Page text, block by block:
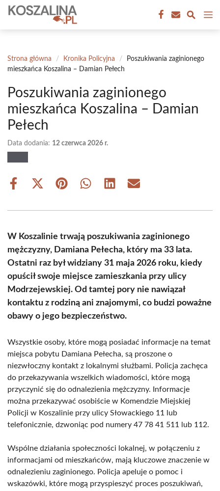
Przejdź
treści
Strona główna / Kronika Policyjna /
Poszukiwania zaginionego
mieszkańca Koszalina – Damian Pełech
Poszukiwania zaginionego
mieszkańca Koszalina – Damian
Pełech
Data dodania: 12 czerwca 2026 r.
Share
Share
(Twitter)
Share Share Share Share
W Koszalinie trwają poszukiwania zaginionego
mężczyzny, Damiana Pełecha, który ma 33 lata.
Ostatni raz był widziany 31 maja 2026 roku, kiedy
opuścił swoje miejsce zamieszkania przy ulicy
Modrzejewskiej. Od tamtej pory nie nawiązał
kontaktu z rodziną ani znajomymi, co budzi poważne
obawy o jego bezpieczeństwo.
Wszystkie osoby, które mogą posiadać informacje na temat
miejsca pobytu Damiana Pełecha, są proszone o
niezwłoczny kontakt z lokalnymi służbami. Policja zachęca
do przekazywania wszelkich wiadomości, które mogą
przyczynić się do odnalezienia mężczyzny. Informacje
można przekazywać osobiście w Komendzie Miejskiej
Policji w Koszalinie przy ulicy Słowackiego 11 lub
telefonicznie, dzwoniąc pod numery 47 78 41 511 lub 112.
Wspólne działania społeczności lokalnej, w połączeniu z
informacjami od mieszkańców, mają kluczowe znaczenie w
odnalezieniu zaginionego. Policja apeluje o pomoc i
wskazówki, które mogą przyspieszyć proces poszukiwań,